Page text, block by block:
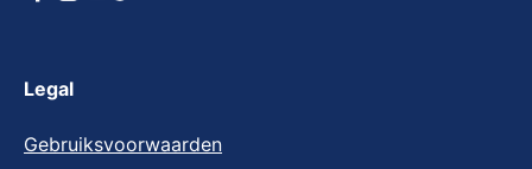
Legal
Gebruiksvoorwaarden